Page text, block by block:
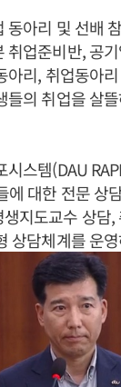
동아리 및 선배
취업준비반, 공
아리, 취업동아
들의 취업을 살
시스템(DAU
에 대한 전문 상
지도교수 상담,
상담체계를 운